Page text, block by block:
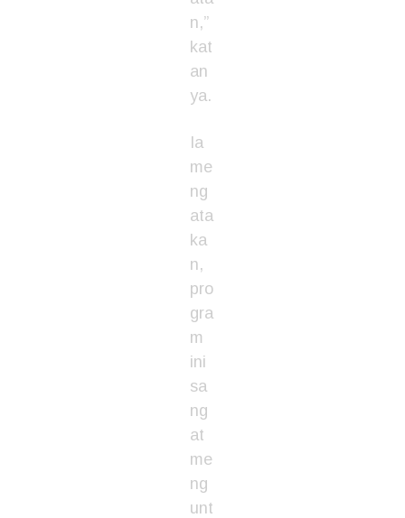
n,”
kat
an
ya.
Ia
me
ng
ata
ka
n,
pro
gra
m
ini
sa
ng
at
me
ng
unt